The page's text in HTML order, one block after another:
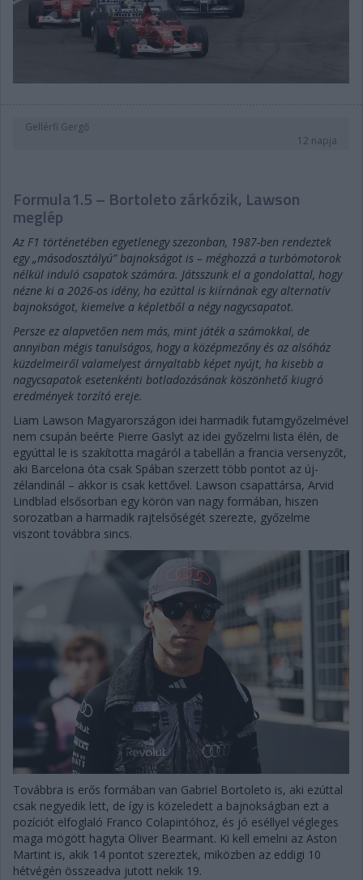
Gellérfi Gergő
12 napja
Formula1.5 – Bortoleto zárkózik, Lawson
meglép
Az F1 történetében egyetlenegy szezonban, 1987-ben rendeztek
egy „másodosztályú” bajnokságot is – méghozzá a turbómotorok
nélkül induló csapatok számára. Játsszunk el a gondolattal, hogy
nézne ki a 2026-os idény, ha ezúttal is kiírnának egy alternatív
bajnokságot, kiemelve a képletből a négy nagycsapatot.
Persze ez alapvetően nem más, mint játék a számokkal, de
annyiban mégis tanulságos, hogy a középmezőny és az alsóház
küzdelmeiről valamelyest árnyaltabb képet nyújt, ha kisebb a
nagycsapatok esetenkénti botladozásának köszönhető kiugró
eredmények torzító ereje.
Liam Lawson Magyarországon idei harmadik futamgyőzelmével
nem csupán beérte Pierre Gaslyt az idei győzelmi lista élén, de
egyúttal le is szakította magáról a tabellán a francia versenyzőt,
aki Barcelona óta csak Spában szerzett több pontot az új-
zélandinál – akkor is csak kettővel. Lawson csapattársa, Arvid
Lindblad elsősorban egy körön van nagy formában, hiszen
sorozatban a harmadik rajtelsőségét szerezte, győzelme
viszont továbbra sincs.
Továbbra is erős formában van Gabriel Bortoleto is, aki ezúttal
csak negyedik lett, de így is közeledett a bajnokságban ezt a
pozíciót elfoglaló Franco Colapintóhoz, és jó eséllyel végleges
maga mögött hagyta Oliver Bearmant. Ki kell emelni az Aston
Martint is, akik 14 pontot szereztek, miközben az eddigi 10
hétvégén összeadva jutott nekik 19.